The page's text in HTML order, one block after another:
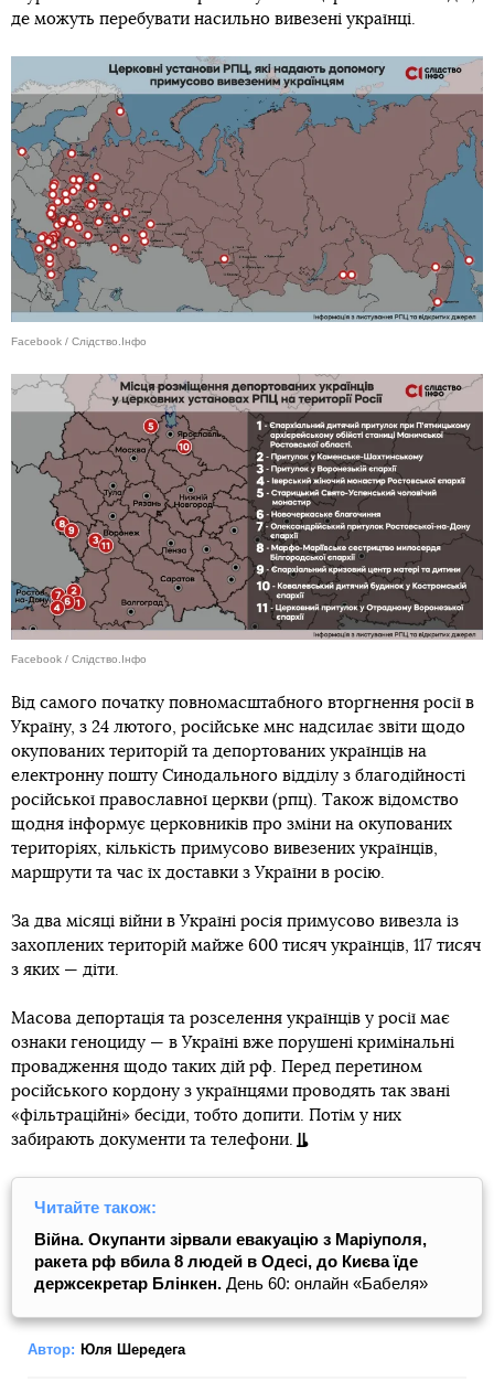
де можуть перебувати насильно вивезені українці.
Facebook / Слідство.Інфо
Facebook / Слідство.Інфо
Від самого початку повномасштабного вторгнення росії в
Україну, з 24 лютого, російське мнс надсилає звіти щодо
окупованих територій та депортованих українців на
електронну пошту Синодального відділу з благодійності
російської православної церкви (рпц). Також відомство
щодня інформує церковників про зміни на окупованих
територіях, кількість примусово вивезених українців,
маршрути та час їх доставки з України в росію.
За два місяці війни в Україні росія примусово вивезла із
захоплених територій майже 600 тисяч українців, 117 тисяч
з яких — діти.
Масова депортація та розселення українців у росії має
ознаки геноциду — в Україні вже порушені кримінальні
провадження щодо таких дій рф. Перед перетином
російського кордону з українцями проводять так звані
«фільтраційні» бесіди, тобто допити. Потім у них
забирають документи та телефони.
Читайте також:
Війна. Окупанти зірвали евакуацію з Маріуполя,
ракета рф вбила 8 людей в Одесі, до Києва їде
держсекретар Блінкен. День 60: онлайн «Бабеля»
Автор: Юля Шередега